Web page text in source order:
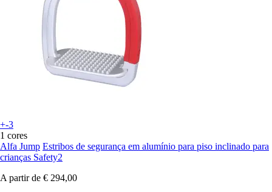
+-3
1 cores
Alfa Jump Estribos de segurança em alumínio para piso inclinado para
crianças Safety2
A partir de € 294,00